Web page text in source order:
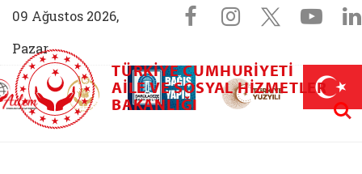
09 Ağustos 2026,
Pazar
Sosyal
Facebook
Instagram
X
Aile (yeni sekmede açılır)
AİLEM İletişim Merkezi (yeni sekmede açılır)
Aile ve Nüfus On Yılı (yeni sekmede açılır)
Darülaceze bağış sayfası (yeni
TÜRKIYE CUMHURIYETI
AILE VE SOSYAL HIZMETLER
BAKANLIĞI